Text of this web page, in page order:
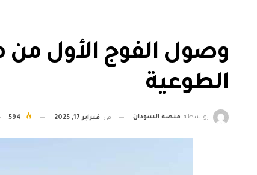
وصول الفوج الأول
الطوعية
بواسطة منصة السودان في فبراير 17, 2025 594